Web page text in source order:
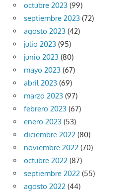
octubre 2023 (99)
septiembre 2023 (72)
agosto 2023 (42)
julio 2023 (95)
junio 2023 (80)
mayo 2023 (67)
abril 2023 (69)
marzo 2023 (97)
febrero 2023 (67)
enero 2023 (53)
diciembre 2022 (80)
noviembre 2022 (70)
octubre 2022 (87)
septiembre 2022 (55)
agosto 2022 (44)